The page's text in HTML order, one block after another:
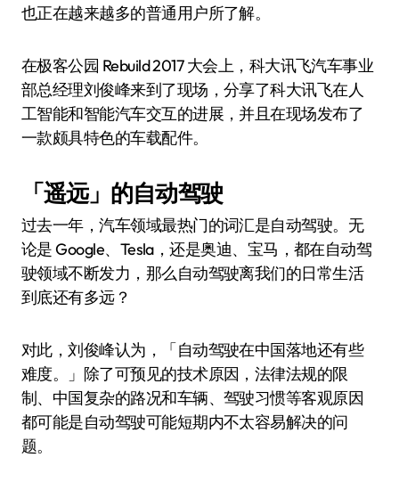
也正在越来越多的普通用户所了解。
在极客公园 Rebuild 2017 大会上，科大讯飞汽车事业
部总经理刘俊峰来到了现场，分享了科大讯飞在人
工智能和智能汽车交互的进展，并且在现场发布了
一款颇具特色的车载配件。
「遥远」的自动驾驶
过去一年，汽车领域最热门的词汇是自动驾驶。无
论是 Google、Tesla，还是奥迪、宝马，都在自动驾
驶领域不断发力，那么自动驾驶离我们的日常生活
到底还有多远？
对此，刘俊峰认为，「自动驾驶在中国落地还有些
难度。」除了可预见的技术原因，法律法规的限
制、中国复杂的路况和车辆、驾驶习惯等客观原因
都可能是自动驾驶可能短期内不太容易解决的问
题。